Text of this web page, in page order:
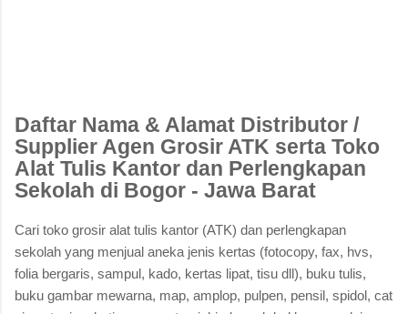
Daftar Nama & Alamat Distributor /
Supplier Agen Grosir ATK serta Toko
Alat Tulis Kantor dan Perlengkapan
Sekolah di Bogor - Jawa Barat
Cari toko grosir alat tulis kantor (ATK) dan perlengkapan
sekolah yang menjual aneka jenis kertas (fotocopy, fax, hvs,
folia bergaris, sampul, kado, kertas lipat, tisu dll), buku tulis,
buku gambar mewarna, map, amplop, pulpen, pensil, spidol, cat